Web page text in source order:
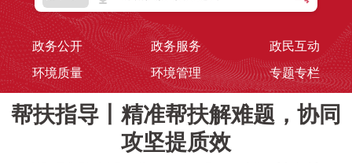
政务公开 政务服务
政民互动
环境质量
环境管理 专题专栏
帮扶指导丨精准帮扶解难题，协同
攻坚提质效